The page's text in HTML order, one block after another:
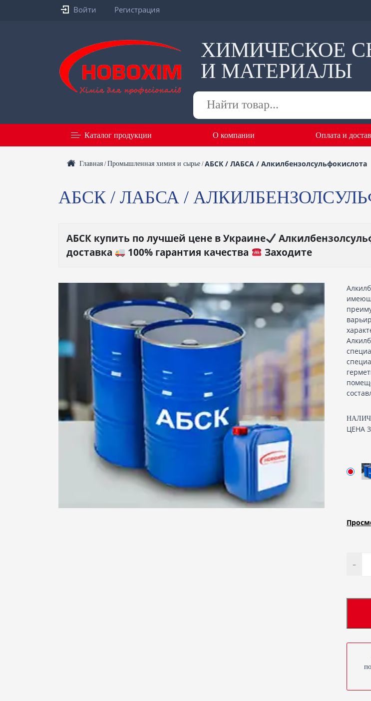
Войти Регистрация
ХИМИЧЕСКОЕ
И МАТЕРИАЛЫ
товаров
Каталог продукции О компании Оплата и
Главная /Промышленная химия и сырье /АБСК / ЛАБСА / Алкилбензолсульфокислота
АБСК / ЛАБСА /
АБСК купить по лучшей цене в Украине
доставка
100% гарантия качества Заходите
ЦЕНА